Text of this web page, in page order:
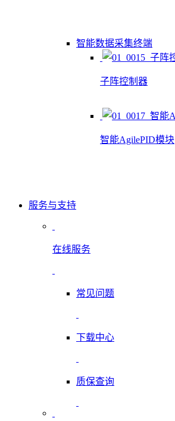
智能数据采集终端
子阵控制器
智能AgilePID模块
服务与支持
在线服务
常见问题
下载中心
质保查询